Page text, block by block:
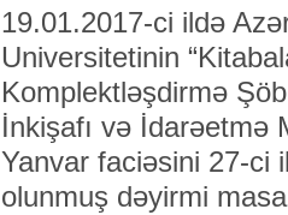
19.01.2017-ci ildə
Universitetinin
Komplektləşdirmə
İnkişafı və İdarəetmə
Yanvar faciəsini 27-ci
olunmuş dəyirmi